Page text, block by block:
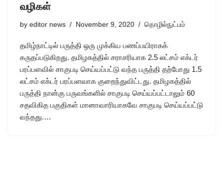
வழிகள்
by editor news November 9, 2020 தொழில்நுட்பம்
தமிழ்நாட்டில் பருத்தி ஒரு முக்கிய பணப்பயிராகக்
கருதப்படுகிறது. தமிழகத்தில் சராசரியாக 2.5 லட்சம் எக்டர்
பரப்பளவில் சாகுபடி செய்யப்பட்டு வந்த பருத்தி தற்போது 1.5
லட்சம் எக்டர் பரப்பளவாக குறைந்துவிட்டது. தமிழகத்தில்
பருத்தி நான்கு பருவங்களில் சாகுபடி செய்யப்பட்டாலும் 60
சதவிகித பகுதிகள் மானாவாரியாகவே சாகுபடி செய்யப்பட்டு
வந்தது.…